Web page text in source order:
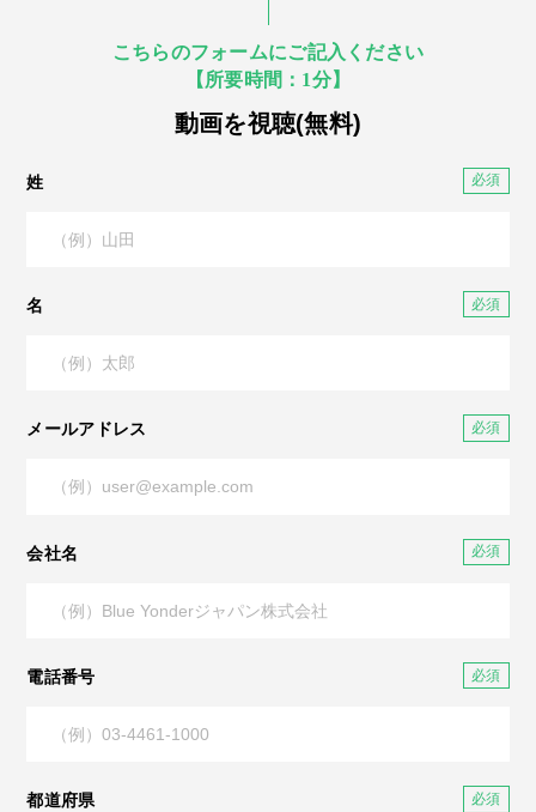
こちらのフォームにご記入ください
【所要時間：1分】
動画を視聴(無料)
姓
名
メールアドレス
会社名
電話番号
都道府県